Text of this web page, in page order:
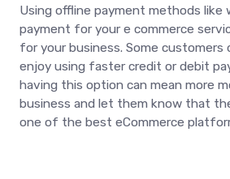
Using offline payment methods
payment for your e commerce
for your business. Some
enjoy using faster credit or debit
having this option can mean more
business and let them know that
one of the best eCommerce